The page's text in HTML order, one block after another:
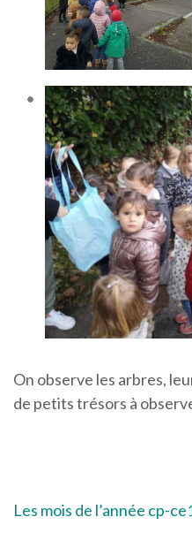
On observe les arbres,
de petits trésors à
Navigation
Les mois de l’année cp-